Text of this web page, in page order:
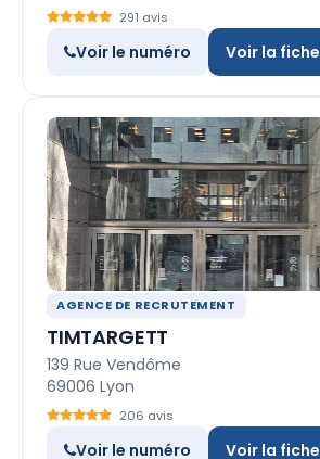
291 avis
Voir le numéro Voir la fiche
AGENCE DE RECRUTEMENT
TIMTARGETT
139 Rue Vendôme
69006 Lyon
206 avis
Voir le numéro Voir la fiche